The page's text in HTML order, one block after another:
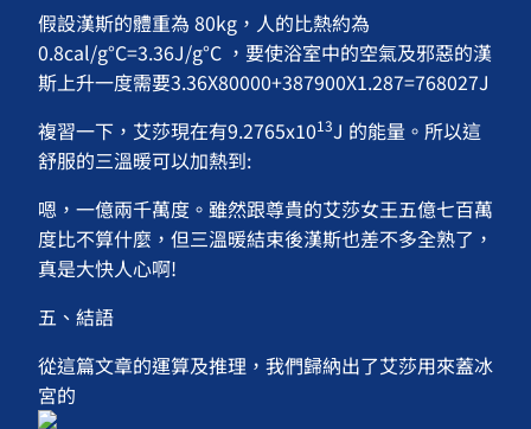
假設漢斯的體重為 80kg，人的比熱約為
0.8cal/g°C=3.36J/g°C ，要使浴室中的空氣及邪惡的漢
斯上升一度需要3.36X80000+387900X1.287=768027J
複習一下，艾莎現在有9.2765x1013J 的能量。所以這
舒服的三溫暖可以加熱到:
嗯，一億兩千萬度。雖然跟尊貴的艾莎女王五億七百萬
度比不算什麼，但三溫暖結束後漢斯也差不多全熟了，
真是大快人心啊!
五、結語
從這篇文章的運算及推理，我們歸納出了艾莎用來蓋冰
宮的